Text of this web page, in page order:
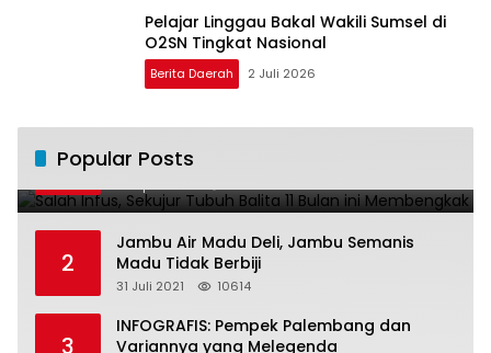
Pelajar Linggau Bakal Wakili Sumsel di
O2SN Tingkat Nasional
Berita Daerah 2 Juli 2026
Popular Posts
1
ini Membengkak
2
Jambu Air Madu Deli, Jambu Semanis
Madu Tidak Berbiji
31 Juli 2021 10614
3
INFOGRAFIS: Pempek Palembang dan
Variannya yang Melegenda